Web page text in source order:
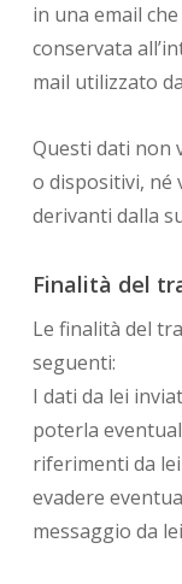
in una email
conservata
mail utilizzato
Questi dati
o dispositivi,
derivanti dalla
Finalità del
Le finalità del
seguenti:
I dati da lei
poterla
riferimenti da
evadere
messaggio da